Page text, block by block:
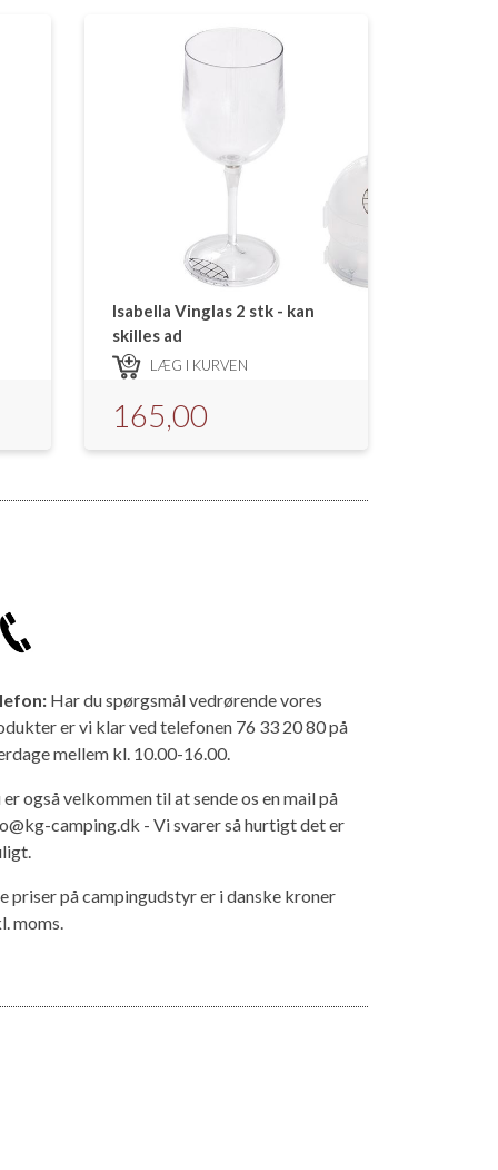
Isabella Vinglas 2 stk - kan
skilles ad
LÆG I KURVEN
165,00
Har du spørgsmål vedrørende vores
er vi klar ved telefonen 76 33 20 80 på
mellem kl. 10.00-16.00.
er også velkommen til at sende os en mail på
camping.dk - Vi svarer så hurtigt det er
priser på campingudstyr er i danske kroner
moms.